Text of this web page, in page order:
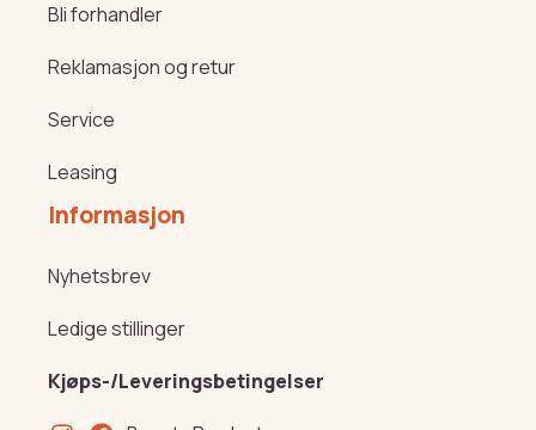
Bli forhandler
Reklamasjon og retur
Service
Leasing
Informasjon
Nyhetsbrev
Ledige stillinger
Kjøps-/Leveringsbetingelser